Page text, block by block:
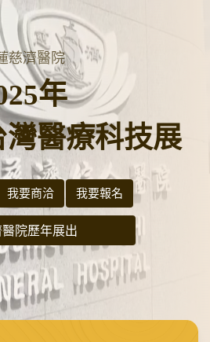
慈濟醫院
年
灣醫療科技展
我要商洽 我要報名
院歷年展出